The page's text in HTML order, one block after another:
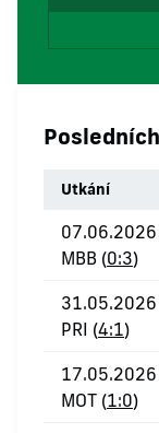
Utkání
07.06.2026
MBB (0:3)
31.05.2026
PRI (4:1)
17.05.2026
MOT (1:0)